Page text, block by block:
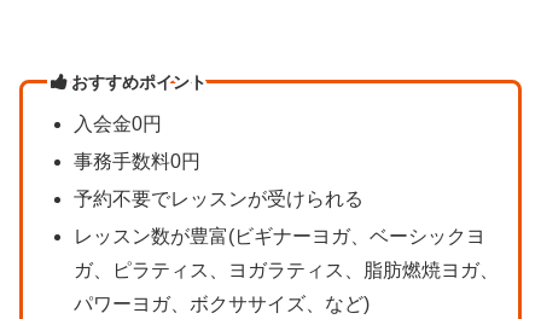
おすすめポイント
入会金0円
事務手数料0円
予約不要でレッスンが受けられる
レッスン数が豊富(ビギナーヨガ、ベーシックヨ
ガ、ピラティス、ヨガラティス、脂肪燃焼ヨガ、
パワーヨガ、ボクササイズ、など)